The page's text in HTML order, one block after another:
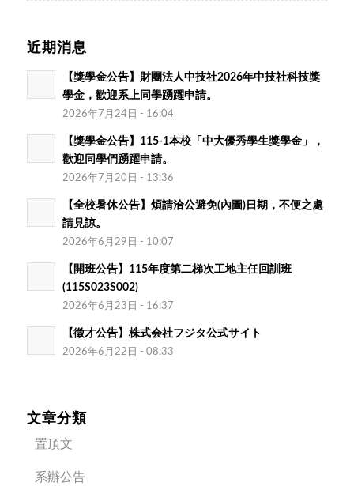
近期消息
【獎學金公告】財團法人中技社2026年中技社科技獎
學金，歡迎系上同學踴躍申請。
2026年7月24日 - 16:04
【獎學金公告】115-1本校「中大優秀學生獎學金」，
歡迎同學們踴躍申請。
2026年7月20日 - 13:36
【全校暑休公告】煩請洽公避免(內圖)日期，不便之處
請見諒。
2026年6月29日 - 10:07
【開班公告】115年度第二梯次工地主任回訓班
(115S023S002)
2026年6月23日 - 16:37
【徵才公告】株式会社フジタ公式サイト
2026年6月22日 - 08:33
文章分類
置頂文
系辦公告